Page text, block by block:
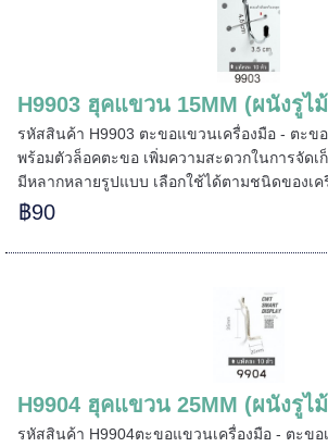
H9903 ฮุคแขวน 15MM (ผนังรูไ
รหัสสินค้า H9903 ตะขอแขวนเครื่องมือ - ตะขอ
พร้อมตัวล็อคตะขอ เพิ่มความสะดวกในการจัดเ
มีหลากหลายรูปแบบ เลือกใช้ได้ตามชนิดของเค
฿90
H9904 ฮุคแขวน 25MM (ผนังรูไ
รหัสสินค้า H9904ตะขอแขวนเครื่องมือ - ตะขอ